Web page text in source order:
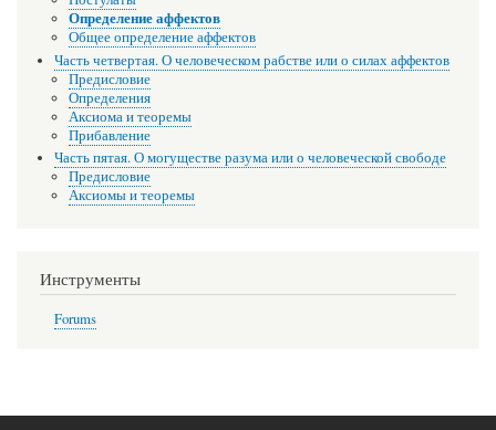
Определение аффектов
Общее определение аффектов
Часть четвертая. О человеческом рабстве или о силах аффектов
Предисловие
Определения
Аксиома и теоремы
Прибавление
Часть пятая. О могуществе разума или о человеческой свободе
Предисловие
Аксиомы и теоремы
Инструменты
Forums